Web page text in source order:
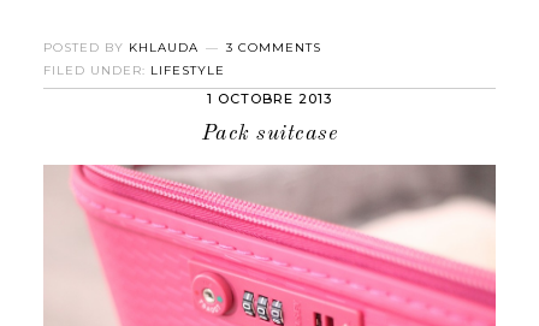
POSTED BY KHLAUDA
3 COMMENTS
FILED UNDER: LIFESTYLE
1 OCTOBRE 2013
Pack suitcase